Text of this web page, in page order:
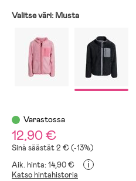
Valitse väri: Musta
Varastossa
12,90 €
Sinä säästät 2 € (-13%)
Aik. hinta: 14,90 €
i
Katso hintahistoria